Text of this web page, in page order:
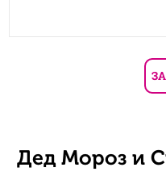
Дед Мороз и